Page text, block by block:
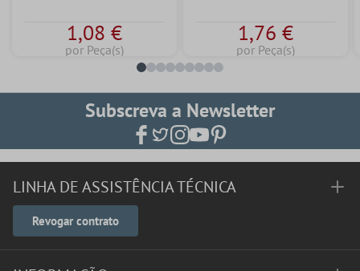
1,08 €
por Peça(s)
1,76 €
por Peça(s)
Subscreva a Newsletter
LINHA DE ASSISTÊNCIA TÉCNICA
Revogar contrato